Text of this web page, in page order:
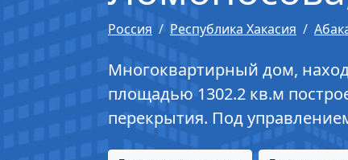
Россия Республика Хакасия
Многоквартирный дом,
площадью 1302.2 кв.м
перекрытия. Под